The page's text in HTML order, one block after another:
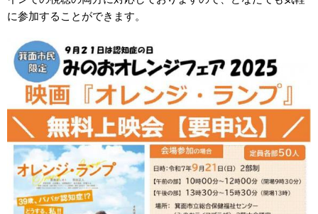
に参加することができます。